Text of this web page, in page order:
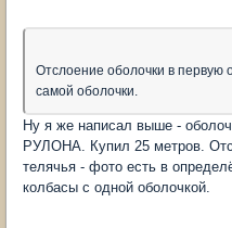
Отслоение оболочки в первую
самой оболочки.
Ну я же написал выше -
РУЛОНА. Купил 25 метров.
телячья - фото есть в
колбасы с одной оболочкой.